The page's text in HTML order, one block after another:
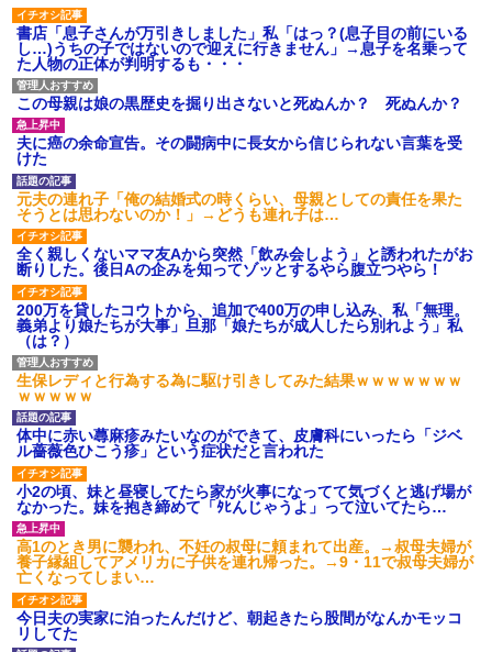
され彼氏が逆切れ。「何クラク
ション鳴らしてんだ！降りてこ
いよ！」と怒鳴りだし...
【衝撃】報酬100万円超の治験
募集がこちらｗｗｗｗｗ(※画像
あり)
【ネット騒然】惨殺されたタ
ワマン頂き女子のこの動画、す
げえええええｗｗｗｗｗｗｗｗ
ｗｗｗ
【愕然】白のクラウン俺氏、
高速道路左車線を制限速度で走
った結果wwwwwwwwwwww
百年の恋12-899 食べた量を
張り合ってくる
【悲報】佐藤輝明・・・２軍
でも盛大にやらかす←あまり悲
しませないでくれ
書店「息子さんが万引きしました」私「はっ？(息子目の前にいる
し…)うちの子ではないので迎えに行きません」→息子を名乗って
た人物の正体が判明するも・・・
この母親は娘の黒歴史を掘り出さないと死ぬんか？ 死ぬんか？
夫に癌の余命宣告。その闘病中に長女から信じられない言葉を受
けた
元夫の連れ子「俺の結婚式の時くらい、母親としての責任を果た
そうとは思わないのか！」→どうも連れ子は…
全く親しくないママ友Aから突然「飲み会しよう」と誘われたがお
断りした。後日Aの企みを知ってゾッとするやら腹立つやら！
200万を貸したコウトから、追加で400万の申し込み、私「無理。
義弟より娘たちが大事」旦那「娘たちが成人したら別れよう」私
（は？）
生保レディと行為する為に駆け引きしてみた結果ｗｗｗｗｗｗｗ
ｗｗｗｗｗ
体中に赤い蕁麻疹みたいなのができて、皮膚科にいったら「ジベ
ル薔薇色ひこう疹」という症状だと言われた
小2の頃、妹と昼寝してたら家が火事になってて気づくと逃げ場が
なかった。妹を抱き締めて「ﾀﾋんじゃうよ」って泣いてたら…
高1のとき男に襲われ、不妊の叔母に頼まれて出産。→叔母夫婦が
養子縁組してアメリカに子供を連れ帰った。→9・11で叔母夫婦が
亡くなってしまい…
今日夫の実家に泊ったんだけど、朝起きたら股間がなんかモッコ
リしてた